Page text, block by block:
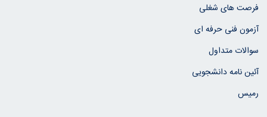
فرصت های شغلی
آزمون فنی حرفه ای
سوالات متداول
آئین نامه دانشجویی
رمیس